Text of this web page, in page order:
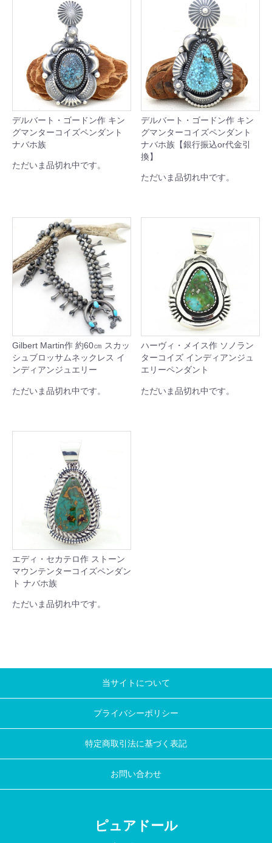
デルバート・ゴードン作 キン
グマンターコイズペンダント
ナバホ族
ただいま品切れ中です。
デルバート・ゴードン作 キン
グマンターコイズペンダント
ナバホ族【銀行振込or代金引
換】
ただいま品切れ中です。
Gilbert Martin作 約60㎝ スカッ
シュブロッサムネックレス イ
ンディアンジュエリー
ただいま品切れ中です。
ハーヴィ・メイス作 ソノラン
ターコイズ インディアンジュ
エリーペンダント
ただいま品切れ中です。
エディ・セカテロ作 ストーン
マウンテンターコイズペンダン
ト ナバホ族
ただいま品切れ中です。
当サイトについて
プライバシーポリシー
特定商取引法に基づく表記
お問い合わせ
ピュアドール